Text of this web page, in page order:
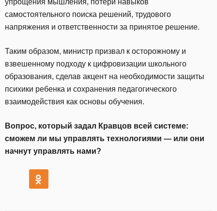
упрощения мышления, потери навыков
самостоятельного поиска решений, трудового
напряжения и ответственности за принятое решение.
Таким образом, министр призвал к осторожному и
взвешенному подходу к цифровизации школьного
образования, сделав акцент на необходимости защиты
психики ребенка и сохранения педагогического
взаимодействия как основы обучения.
Вопрос, который задал Кравцов всей системе:
сможем ли мы управлять технологиями — или они
начнут управлять нами?